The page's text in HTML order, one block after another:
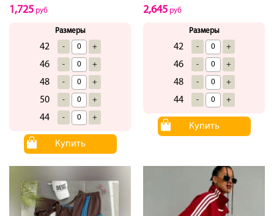
1,725 руб
Размеры
42 - +
46 - +
48 - +
50 - +
44 - +
Купить
2,645 руб
Размеры
42 - +
46 - +
48 - +
44 - +
Купить